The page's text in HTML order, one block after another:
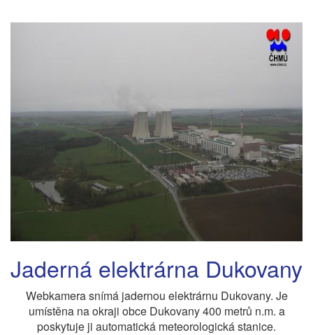
Jaderná elektrárna Dukovany
Webkamera snímá jadernou elektrárnu Dukovany. Je
umístěna na okraji obce Dukovany 400 metrů n.m. a
poskytuje ji automatická meteorologická stanice.